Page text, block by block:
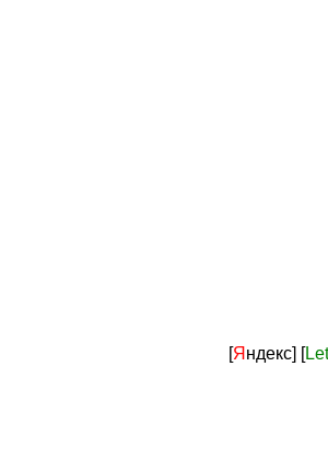
[Яндекс] [Let